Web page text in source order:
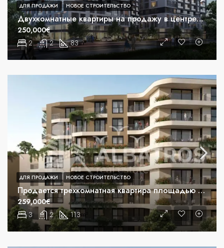
Двухкомнатные квартиры на продажу в центре Бара
2 2 83m²
250,000€
ДЛЯ ПРОДАЖИ НОВОЕ СТРОИТЕЛЬСТВО
Продается трехкомнатная квартира площадью 113 м2 в новостройке в центре города Бар
3 2 113m²
259,000€
ДЛЯ ПРОДАЖИ НОВОЕ СТРОИТЕЛЬСТВО